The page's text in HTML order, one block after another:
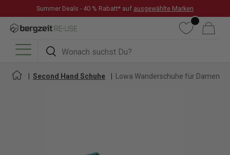
DIREKT ZUM INHALT
Summer Deals - 40 % Rabatt* auf ausgewählte Marken
Suchen
Suchen
WunschlisteWarenkorb
Menü
Second Hand Schuhe Lowa Wanderschuhe für Damen